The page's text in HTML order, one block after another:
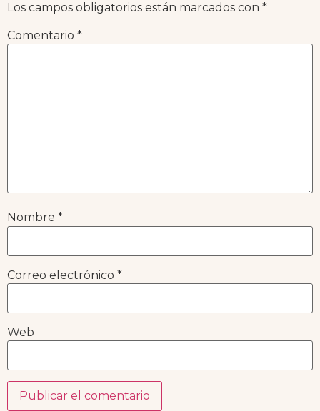
Los campos obligatorios están marcados con *
Comentario *
Nombre *
Correo electrónico *
Web